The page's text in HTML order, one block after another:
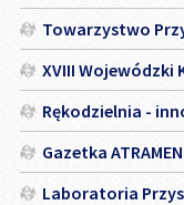
Towarzystwo
XVIII Wojewódzki
Rękodzielnia -
Gazetka
Laboratoria